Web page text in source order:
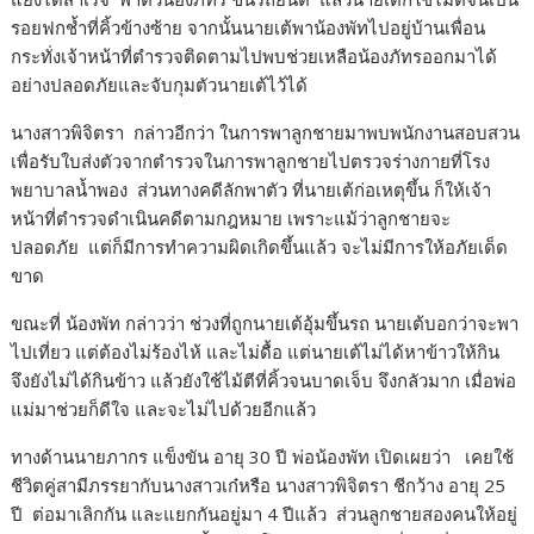
รอยฟกช้ำที่คิ้วข้างซ้าย จากนั้นนายเต้พาน้องพัทไปอยู่บ้านเพื่อน
กระทั่งเจ้าหน้าที่ตำรวจติดตามไปพบช่วยเหลือน้องภัทรออกมาได้
อย่างปลอดภัยและจับกุมตัวนายเต้ไว้ได้
นางสาวพิจิตรา กล่าวอีกว่า ในการพาลูกชายมาพบพนักงานสอบสวน
เพื่อรับใบส่งตัวจากตำรวจในการพาลูกชายไปตรวจร่างกายที่โรง
พยาบาลน้ำพอง ส่วนทางคดีลักพาตัว ที่นายเต้ก่อเหตุขึ้น ก็ให้เจ้า
หน้าที่ตำรวจดำเนินคดีตามกฎหมาย เพราะแม้ว่าลูกชายจะ
ปลอดภัย แต่ก็มีการทำความผิดเกิดขึ้นแล้ว จะไม่มีการให้อภัยเด็ด
ขาด
ขณะที่ น้องพัท กล่าวว่า ช่วงที่ถูกนายเต้อุ้มขึ้นรถ นายเต้บอกว่าจะพา
ไปเที่ยว แต่ต้องไม่ร้องไห้ และไม่ดื้อ แต่นายเต้ไม่ได้หาข้าวให้กิน
จึงยังไม่ได้กินข้าว แล้วยังใช้ไม้ตีที่คิ้วจนบาดเจ็บ จึงกลัวมาก เมื่อพ่อ
แม่มาช่วยก็ดีใจ และจะไม่ไปด้วยอีกแล้ว
ทางด้านนายภากร แข็งขัน อายุ 30 ปี พ่อน้องพัท เปิดเผยว่า เคยใช้
ชีวิตคู่สามีภรรยากับนางสาวเก๋หรือ นางสาวพิจิตรา ชีกว้าง อายุ 25
ปี ต่อมาเลิกกัน และแยกกันอยู่มา 4 ปีแล้ว ส่วนลูกชายสองคนให้อยู่